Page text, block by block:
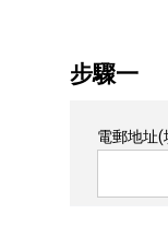
步驟一
電郵地址(